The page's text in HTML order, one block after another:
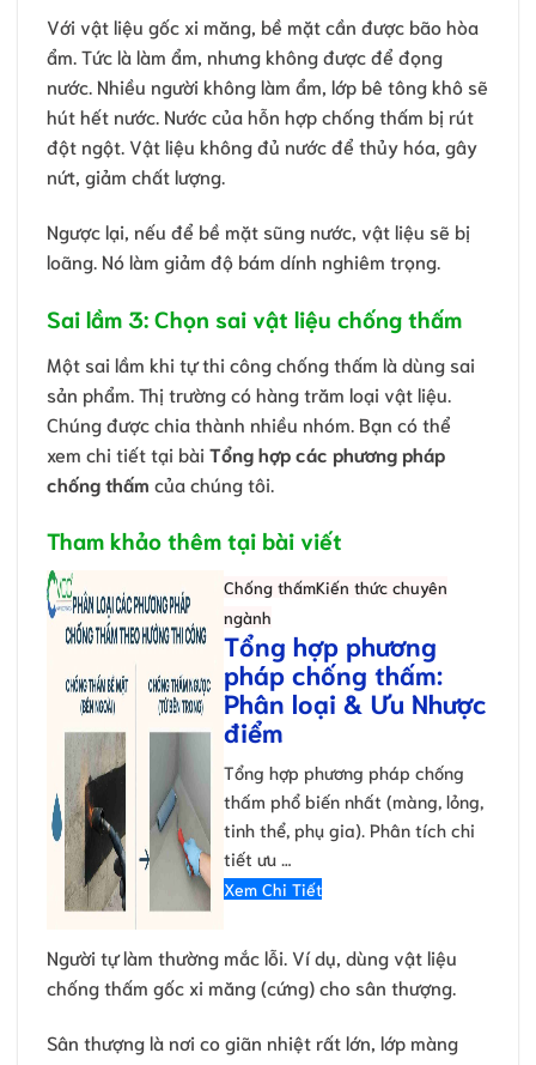
Với vật liệu gốc xi măng, bề mặt cần được bão hòa
ẩm. Tức là làm ẩm, nhưng không được để đọng
nước. Nhiều người không làm ẩm, lớp bê tông khô sẽ
hút hết nước. Nước của hỗn hợp chống thấm bị rút
đột ngột. Vật liệu không đủ nước để thủy hóa, gây
nứt, giảm chất lượng.
Ngược lại, nếu để bề mặt sũng nước, vật liệu sẽ bị
loãng. Nó làm giảm độ bám dính nghiêm trọng.
Sai lầm 3: Chọn sai vật liệu chống thấm
Một sai lầm khi tự thi công chống thấm là dùng sai
sản phẩm. Thị trường có hàng trăm loại vật liệu.
Chúng được chia thành nhiều nhóm. Bạn có thể
xem chi tiết tại bài Tổng hợp các phương pháp
chống thấm của chúng tôi.
Tham khảo thêm tại bài viết
Chống thấmKiến thức chuyên
ngành
Tổng hợp phương
pháp chống thấm:
Phân loại & Ưu Nhược
điểm
Tổng hợp phương pháp chống
thấm phổ biến nhất (màng, lỏng,
tinh thể, phụ gia). Phân tích chi
tiết ưu …
Xem Chi Tiết
Người tự làm thường mắc lỗi. Ví dụ, dùng vật liệu
chống thấm gốc xi măng (cứng) cho sân thượng.
Sân thượng là nơi co giãn nhiệt rất lớn, lớp màng